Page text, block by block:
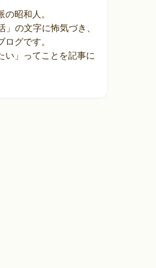
昭和人。
の文字に怖気づき、
グです。
い」ってことを記事に